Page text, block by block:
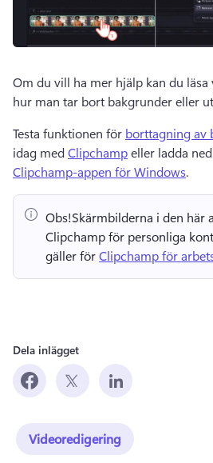
Om du vill ha mer hjälp kan du läsa
hur man tar bort bakgrunder eller
Testa funktionen för borttagning av
idag med Clipchamp eller ladda ned
Clipchamp-appen för Windows.
Obs!Skärmbilderna i den här
Clipchamp för personliga
gäller för Clipchamp för
Dela inlägget
Videoredigering